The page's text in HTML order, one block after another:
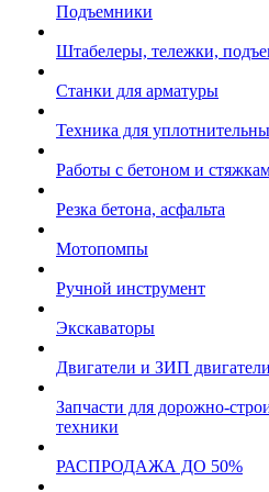
Подъемники
Штабелеры, тележки,
Станки для арматуры
Техника для
Работы с бетоном и
Резка бетона, асфальта
Мотопомпы
Ручной инструмент
Экскаваторы
Двигатели и ЗИП двигатели
Запчасти для дорожно-
техники
РАСПРОДАЖА ДО 50%